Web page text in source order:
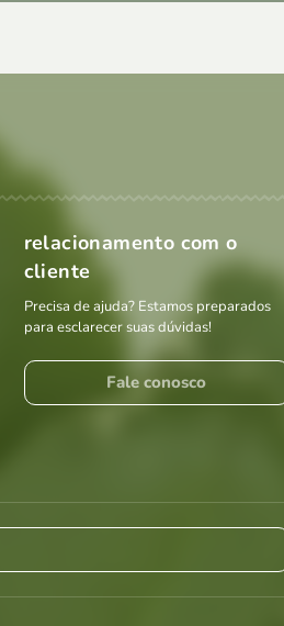
relacionamento com o
cliente
Precisa de ajuda? Estamos preparados
para esclarecer suas dúvidas!
Fale conosco